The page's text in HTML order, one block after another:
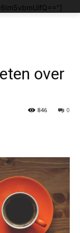
over
0
846